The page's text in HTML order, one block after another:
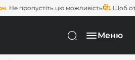
. Не пропустіть цю можливість! Щоб
Меню